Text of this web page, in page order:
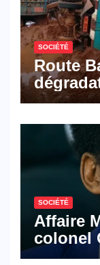
SOCIÉTÉ
Route
les
SOCIÉTÉ
Affaire
colonel
croisé